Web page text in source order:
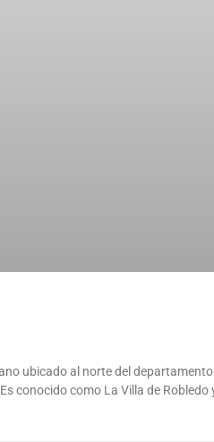
ubicado al norte del
conocido como La Villa de